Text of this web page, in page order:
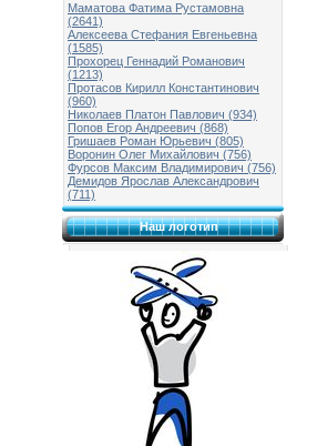
Маматова Фатима Рустамовна
(2641)
Алексеева Стефания Евгеньевна
(1585)
Прохорец Геннадий Романович
(1213)
Протасов Кирилл Константинович
(960)
Николаев Платон Павлович (934)
Попов Егор Андреевич (868)
Гришаев Роман Юрьевич (805)
Воронин Олег Михайлович (756)
Фурсов Максим Владимирович (756)
Демидов Ярослав Александрович
(711)
Наш логотип